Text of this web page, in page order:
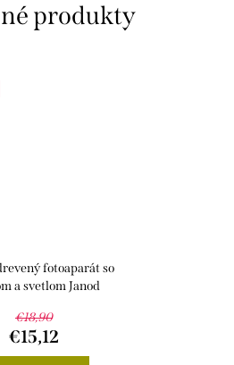
fotoaparát so
a svetlom Janod
€18,90
€15,12